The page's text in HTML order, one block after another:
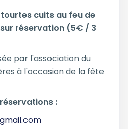
cuits au feu de
réservation (5€ / 3
par l'association du
à l'occasion de la fête
: